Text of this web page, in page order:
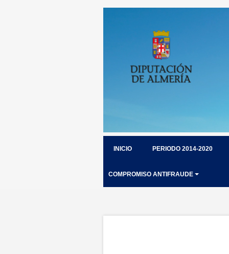
INICIO PERIODO 2014-2020
COMPROMISO ANTIFRAUDE